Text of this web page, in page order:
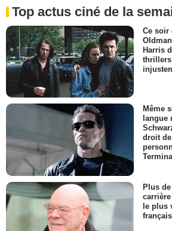
Top actus ciné de la
Ce soir
Harris
thrillers
Même
langue
droit
Plus
le plus